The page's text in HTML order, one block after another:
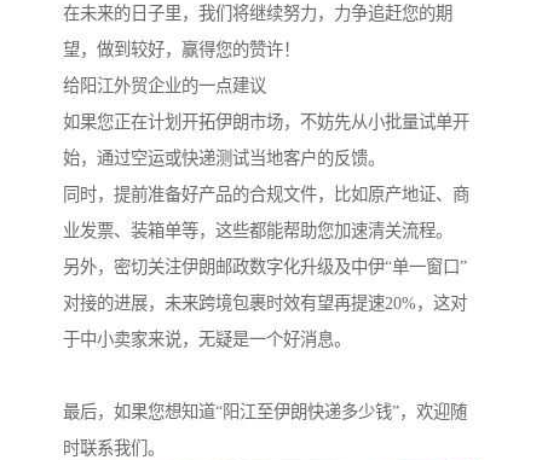
在未来的日子里，我们将继续努力，力争追赶您的期
望，做到较好，赢得您的赞许！
给阳江外贸企业的一点建议
如果您正在计划开拓伊朗市场，不妨先从小批量试单开
始，通过空运或快递测试当地客户的反馈。
同时，提前准备好产品的合规文件，比如原产地证、商
业发票、装箱单等，这些都能帮助您加速清关流程。
另外，密切关注伊朗邮政数字化升级及中伊“单一窗口”
对接的进展，未来跨境包裹时效有望再提速20%，这对
于中小卖家来说，无疑是一个好消息。
最后，如果您想知道“阳江至伊朗快递多少钱”，欢迎随
时联系我们。